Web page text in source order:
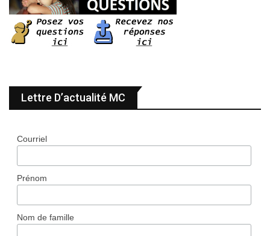
Lettre D’actualité MC
Courriel
Prénom
Nom de famille